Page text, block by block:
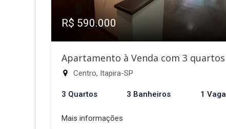
R$ 590.000
Apartamento à Venda com 3 quartos
Centro, Itapira-SP
3 Quartos 3 Banheiros 1 Vaga
Mais informações